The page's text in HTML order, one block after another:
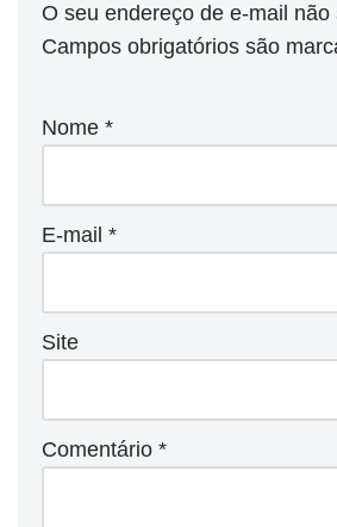
O seu endereço de e-mail não
Campos obrigatórios são
Nome *
E-mail *
Site
Comentário *